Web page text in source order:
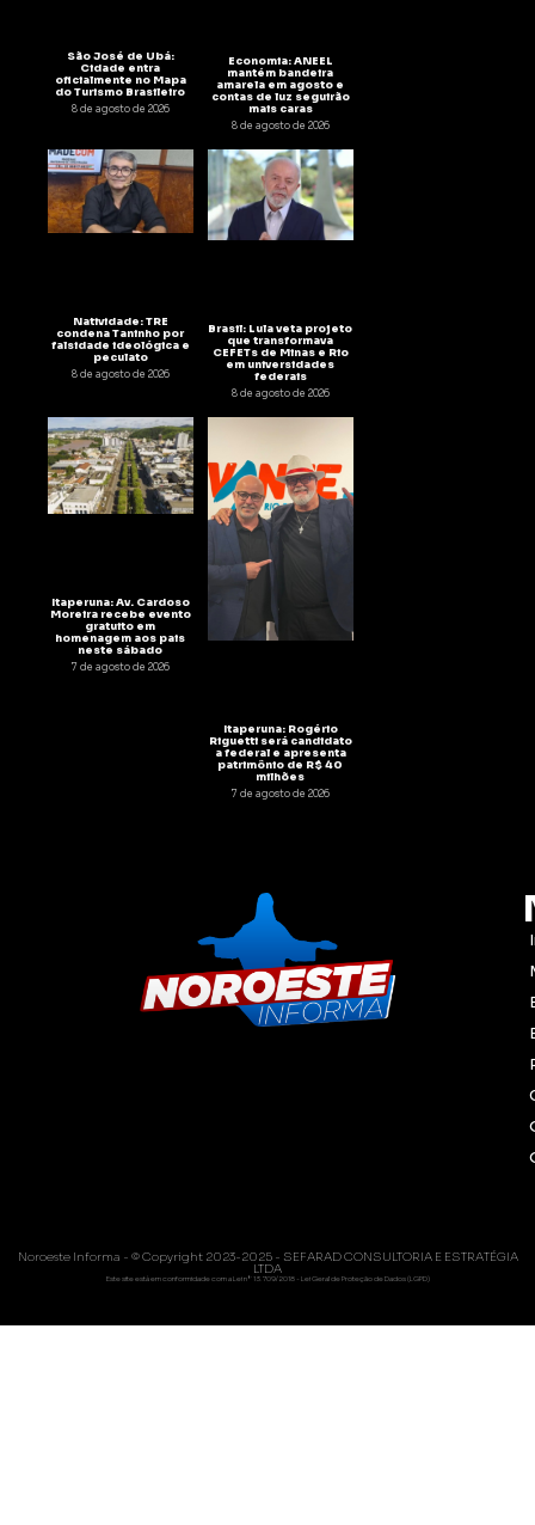
São José de Ubá:
Cidade entra
oficialmente no Mapa
do Turismo Brasileiro
8 de agosto de 2026
Economia: ANEEL
mantém bandeira
amarela em agosto e
contas de luz seguirão
mais caras
8 de agosto de 2026
Natividade: TRE
condena Taninho por
falsidade ideológica e
peculato
8 de agosto de 2026
Brasil: Lula veta projeto
que transformava
CEFETs de Minas e Rio
em universidades
federais
8 de agosto de 2026
Itaperuna: Av. Cardoso
Moreira recebe evento
gratuito em
homenagem aos pais
neste sábado
7 de agosto de 2026
Itaperuna: Rogério
Riguetti será candidato
a federal e apresenta
patrimônio de R$ 40
milhões
7 de agosto de 2026
Noroeste Informa - © Copyright 2023-2025 - SEFARAD CONSULTORIA E ESTRATÉGIA
LTDA
Este site está em conformidade com a Lei nº 13.709/2018 - Lei Geral de Proteção de Dados (LGPD)